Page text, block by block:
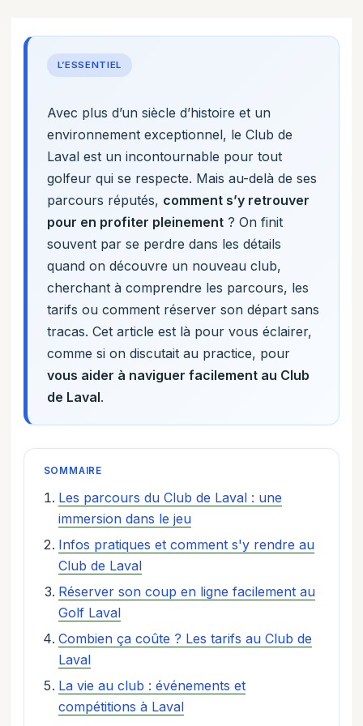
L’ESSENTIEL
Avec plus d’un siècle d’histoire et un
environnement exceptionnel, le Club de
Laval est un incontournable pour tout
golfeur qui se respecte. Mais au-delà de ses
parcours réputés, comment s’y retrouver
pour en profiter pleinement? On finit
souvent par se perdre dans les détails
quand on découvre un nouveau club,
cherchant à comprendre les parcours, les
tarifs ou comment réserver son départ sans
tracas. Cet article est là pour vous éclairer,
comme si on discutait au practice, pour
vous aider à naviguer facilement au Club
de Laval.
SOMMAIRE
Les parcours du Club de Laval : une
immersion dans le jeu
Infos pratiques et comment s'y rendre au
Club de Laval
Réserver son coup en ligne facilement au
Golf Laval
Combien ça coûte ? Les tarifs au Club de
Laval
La vie au club : événements et
compétitions à Laval